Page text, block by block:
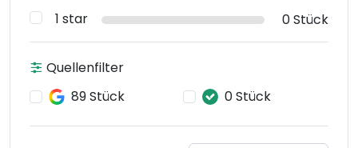
1 star
0 Stück
Quellenfilter
89 Stück
0 Stück